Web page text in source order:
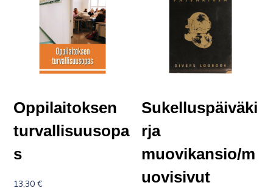
Oppilaitoksen
turvallisuusopa
s
13,30€
Sukelluspäiväki
rja
muovikansio/m
uovisivut